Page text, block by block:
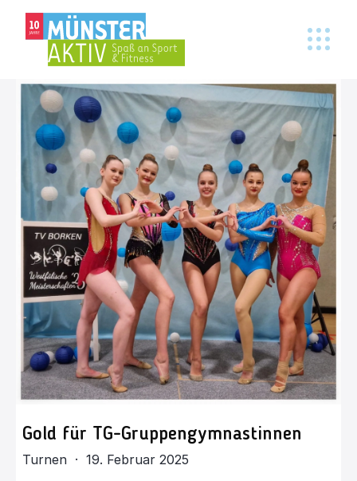
Gold für TG-Gruppengymnastinnen
Turnen · 19. Februar 2025